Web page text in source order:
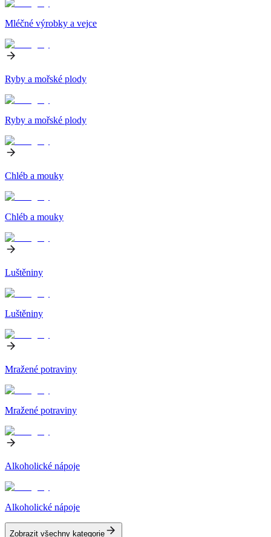
Mléčné výrobky a vejce
Ryby a mořské plody
Ryby a mořské plody
Chléb a mouky
Chléb a mouky
Luštěniny
Luštěniny
Mražené potraviny
Mražené potraviny
Alkoholické nápoje
Alkoholické nápoje
Zobrazit všechny kategorie